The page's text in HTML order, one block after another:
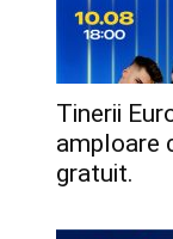
Tinerii
amploare
gratuit.